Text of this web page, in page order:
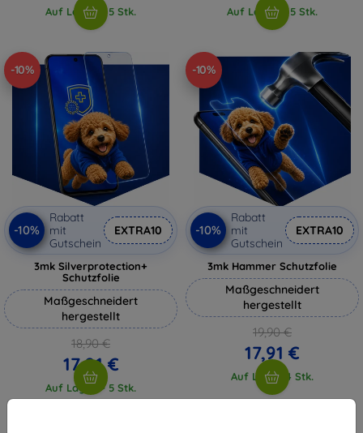
Auf Lager > 5 Stk. Auf Lager > 5 Stk.
-10%
-10%
Rabatt
mit
Gutschein
EXTRA10
3mk Silverprotection+
Schutzfolie
Maßgeschneidert
hergestellt
18,90 €
17,01 €
Auf Lager > 5 Stk.
-10%
-10%
Rabatt
mit
Gutschein
EXTRA10
3mk Hammer Schutzfolie
Maßgeschneidert
hergestellt
19,90 €
17,91 €
Auf Lager 4 Stk.